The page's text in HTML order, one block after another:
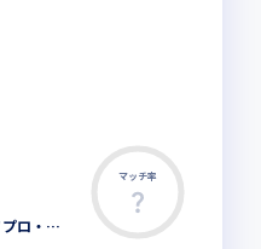
マッチ率
株式会社テクノプロ テクノプロ・エンジニアリング社